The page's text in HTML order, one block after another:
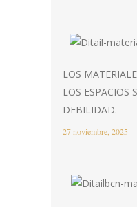
LOS
LOS ESPACIOS
DEBILIDAD.
27 noviembre, 2025